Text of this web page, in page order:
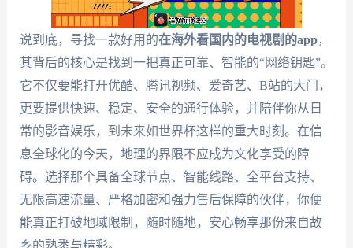
说到底，寻找一款好用的在海外看国内的电视剧的app，
其背后的核心是找到一把真正可靠、智能的“网络钥匙”。
它不仅要能打开优酷、腾讯视频、爱奇艺、B站的大门，
更要提供快速、稳定、安全的通行体验，并陪伴你从日
常的影音娱乐，到未来如世界杯这样的重大时刻。在信
息全球化的今天，地理的界限不应成为文化享受的障
碍。选择那个具备全球节点、智能线路、全平台支持、
无限高速流量、严格加密和强力售后保障的伙伴，你便
能真正打破地域限制，随时随地，安心畅享那份来自故
乡的熟悉与精彩。